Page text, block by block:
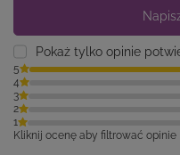
Pokaż tylko opinie
5
4
3
2
1
Kliknij ocenę aby filtrować opinie